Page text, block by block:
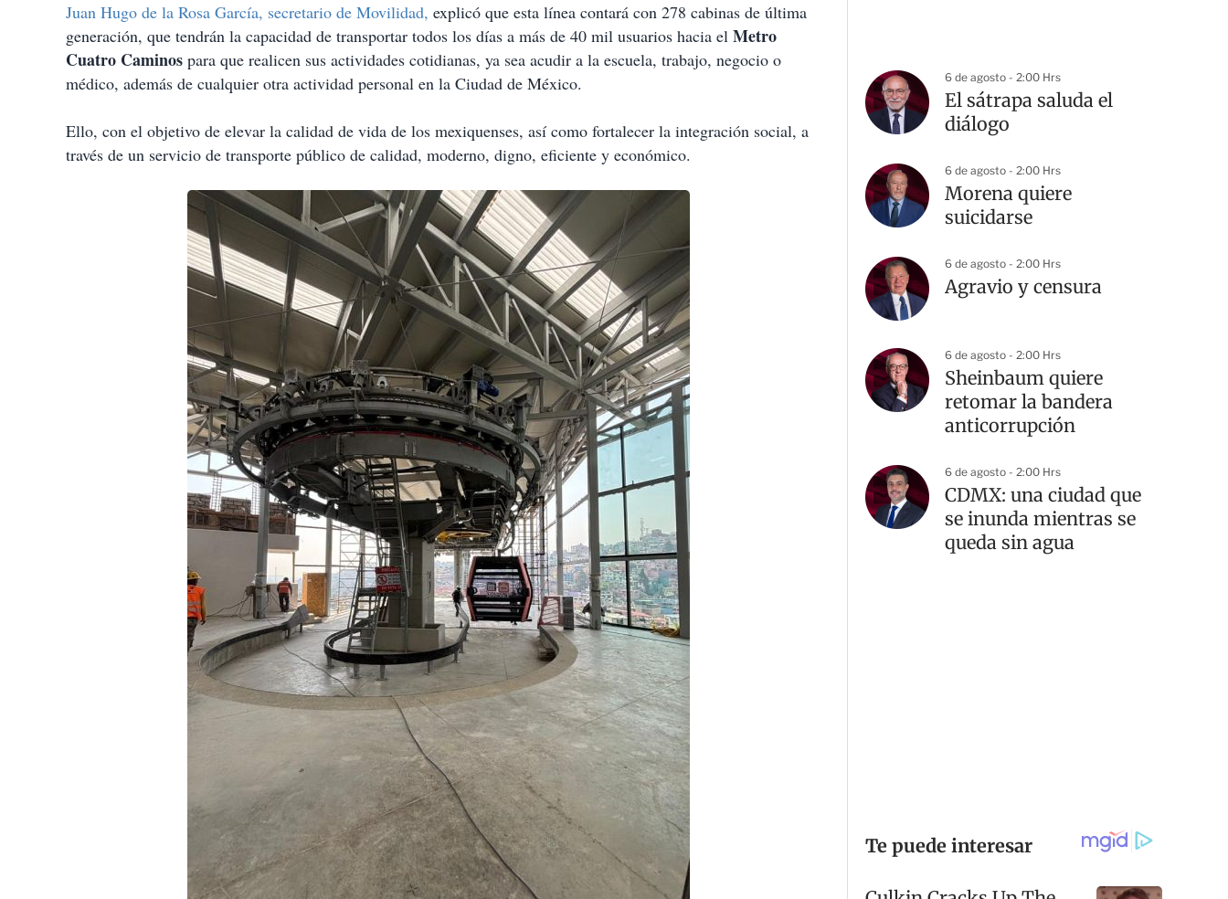
Juan Hugo de la Rosa García, secretario de Movilidad, explicó que esta línea contará con 278 cabinas de última
generación, que tendrán la capacidad de transportar todos los días a más de 40 mil usuarios hacia el Metro
Cuatro Caminos para que realicen sus actividades cotidianas, ya sea acudir a la escuela, trabajo, negocio o
médico, además de cualquier otra actividad personal en la Ciudad de México.
Ello, con el objetivo de elevar la calidad de vida de los mexiquenses, así como fortalecer la integración social, a
través de un servicio de transporte público de calidad, moderno, digno, eficiente y económico.
6 de agosto - 2:00 Hrs
El sátrapa saluda el
diálogo
6 de agosto - 2:00 Hrs
Morena quiere
suicidarse
6 de agosto - 2:00 Hrs
Agravio y censura
6 de agosto - 2:00 Hrs
Sheinbaum quiere
retomar la bandera
anticorrupción
6 de agosto - 2:00 Hrs
CDMX: una ciudad que
se inunda mientras se
queda sin agua